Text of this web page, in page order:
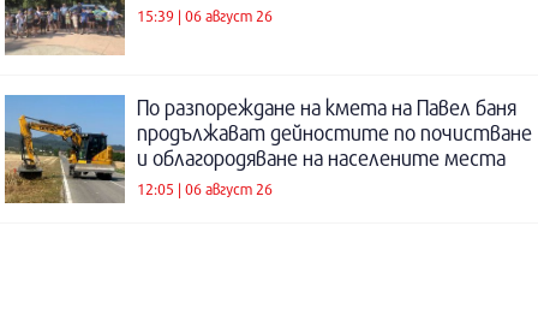
15:39 | 06 август 26
По разпореждане на кмета на Павел баня
продължават дейностите по почистване
и облагородяване на населените места
12:05 | 06 август 26